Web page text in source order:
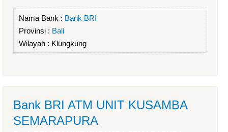
Nama Bank : Bank BRI
Provinsi : Bali
Wilayah : Klungkung
Bank BRI ATM UNIT KUSAMBA
SEMARAPURA